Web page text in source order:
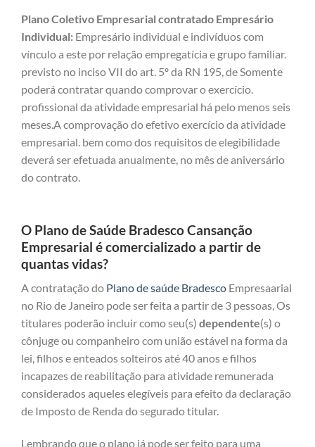
Plano Coletivo Empresarial contratado Empresário
Individual: Empresário individual e indivíduos com
vínculo a este por relação empregatícia e grupo familiar.
previsto no inciso VII do art. 5º da RN 195, de Somente
poderá contratar quando comprovar o exercício.
profissional da atividade empresarial há pelo menos seis
meses.A comprovação do efetivo exercício da atividade
empresarial. bem como dos requisitos de elegibilidade
deverá ser efetuada anualmente, no mês de aniversário
do contrato.
O Plano de Saúde Bradesco Cansanção
Empresarial é comercializado a partir de
quantas vidas?
A contratação do Plano de saúde Bradesco Empresaarial
no Rio de Janeiro pode ser feita a partir de 3 pessoas, Os
titulares poderão incluir como seu(s) dependente(s) o
cônjuge ou companheiro com união estável na forma da
lei, filhos e enteados solteiros até 40 anos e filhos
incapazes de reabilitação para atividade remunerada
considerados aqueles elegíveis para efeito da declaração
de Imposto de Renda do segurado titular.
Lembrando que o plano já pode ser feito para uma